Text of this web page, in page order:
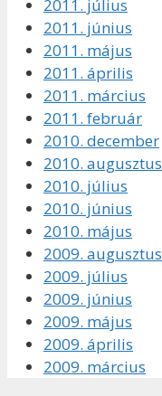
2011. július
2011. június
2011. május
2011. április
2011. március
2011. február
2010. december
2010. augusztus
2010. július
2010. június
2010. május
2009. augusztus
2009. július
2009. június
2009. május
2009. április
2009. március